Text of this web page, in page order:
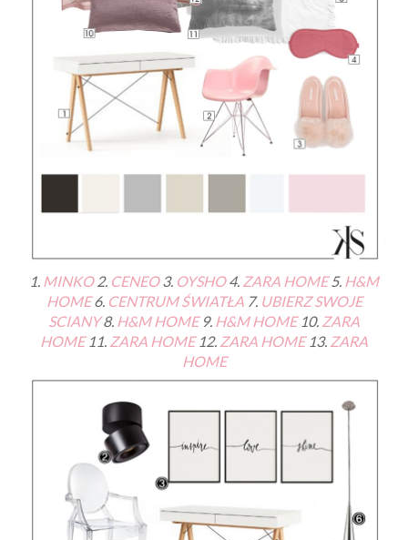
1. MINKO2. CENEO3. OYSHO4. ZARA HOME5. H&M
HOME6. CENTRUM ŚWIATŁA7. UBIERZ SWOJE
SCIANY8. H&M HOME9. H&M HOME10. ZARA
HOME11. ZARA HOME12. ZARA HOME13. ZARA
HOME